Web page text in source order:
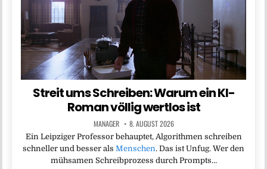
Streit ums Schreiben: Warum ein KI-
Roman völlig wertlos ist
MANAGER 8. AUGUST 2026
Ein Leipziger Professor behauptet, Algorithmen schreiben
schneller und besser als Menschen. Das ist Unfug. Wer den
mühsamen Schreibprozess durch Prompts…